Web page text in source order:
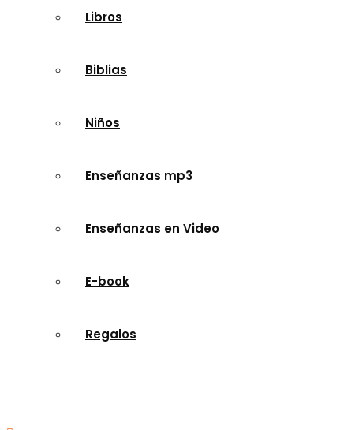
Libros
Biblias
Niños
Enseñanzas mp3
Enseñanzas en Video
E-book
Regalos